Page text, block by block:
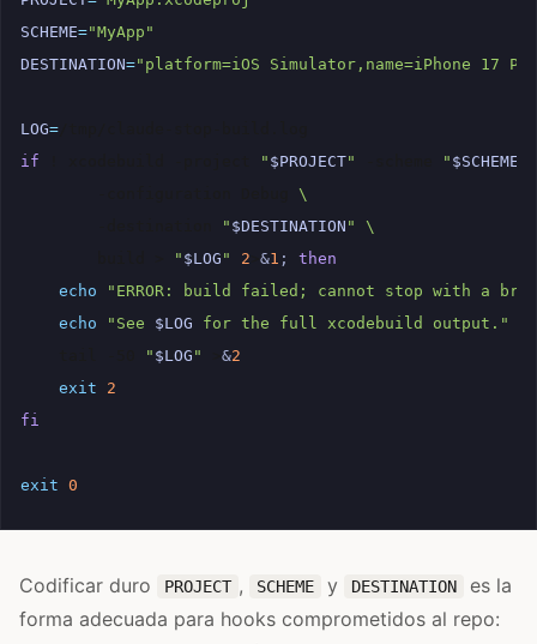
SCHEME="MyApp"
DESTINATION="platform=iOS Simulator,name=iPhone 17
LOG=
if
" $PROJECT" " $SCHEME
\
" $DESTINATION "
\
" $LOG " 2 &1 ;
then
echo
"ERROR: build failed; cannot stop with a
echo
"See $LOG for the full xcodebuild output."
" $LOG " &2
exit
2
fi
exit 0
Codificar duro PROJECT , SCHEME y DESTINATION
es la
forma adecuada para hooks comprometidos al repo: